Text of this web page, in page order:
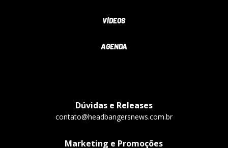
VÍDEOS
AGENDA
Dúvidas e Releases
contato@headbangersnews.com.br
Marketing e Promoções